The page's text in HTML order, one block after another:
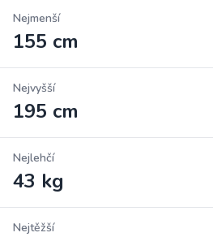
Nejmenší
155 cm
Nejvyšší
195 cm
Nejlehčí
43 kg
Nejtěžší